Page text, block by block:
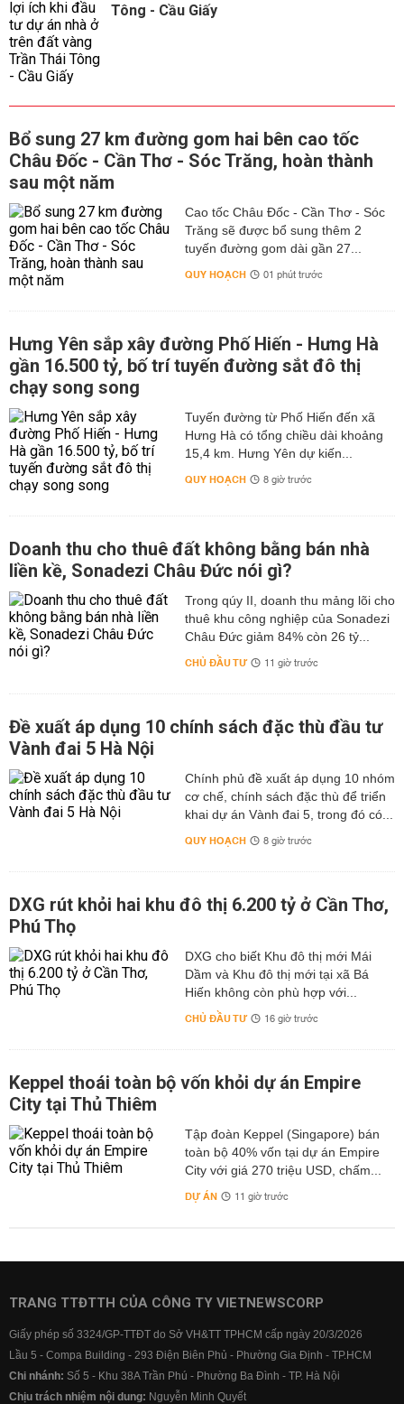
Tông - Cầu Giấy
Bổ sung 27 km đường gom hai bên cao tốc
Châu Đốc - Cần Thơ - Sóc Trăng, hoàn thành
sau một năm
Cao tốc Châu Đốc - Cần Thơ - Sóc
Trăng sẽ được bổ sung thêm 2
tuyến đường gom dài gần 27...
QUY HOẠCH 01 phút trước
Hưng Yên sắp xây đường Phố Hiến - Hưng Hà
gần 16.500 tỷ, bố trí tuyến đường sắt đô thị
chạy song song
Tuyến đường từ Phố Hiến đến xã
Hưng Hà có tổng chiều dài khoảng
15,4 km. Hưng Yên dự kiến...
QUY HOẠCH 8 giờ trước
Doanh thu cho thuê đất không bằng bán nhà
liền kề, Sonadezi Châu Đức nói gì?
Trong qúy II, doanh thu mảng lõi cho
thuê khu công nghiệp của Sonadezi
Châu Đức giảm 84% còn 26 tỷ...
CHỦ ĐẦU TƯ 11 giờ trước
Đề xuất áp dụng 10 chính sách đặc thù đầu tư
Vành đai 5 Hà Nội
Chính phủ đề xuất áp dụng 10 nhóm
cơ chế, chính sách đặc thù để triển
khai dự án Vành đai 5, trong đó có...
QUY HOẠCH 8 giờ trước
DXG rút khỏi hai khu đô thị 6.200 tỷ ở Cần Thơ,
Phú Thọ
DXG cho biết Khu đô thị mới Mái
Dầm và Khu đô thị mới tại xã Bá
Hiến không còn phù hợp với...
CHỦ ĐẦU TƯ 16 giờ trước
Keppel thoái toàn bộ vốn khỏi dự án Empire
City tại Thủ Thiêm
Tập đoàn Keppel (Singapore) bán
toàn bộ 40% vốn tại dự án Empire
City với giá 270 triệu USD, chấm...
DỰ ÁN 11 giờ trước
TRANG TTĐTTH CỦA CÔNG TY VIETNEWSCORP
Giấy phép số 3324/GP-TTĐT do Sở VH&TT TPHCM cấp ngày 20/3/2026
Lầu 5 - Compa Building - 293 Điện Biên Phủ - Phường Gia Định - TP.HCM
Chi nhánh: Số 5 - Khu 38A Trần Phú - Phường Ba Đình - TP. Hà Nội
Chịu trách nhiệm nội dung: Nguyễn Minh Quyết